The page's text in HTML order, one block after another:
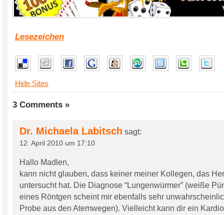
Lesezeichen
Hide Sites
3 Comments »
Dr. Michaela Labitsch sagt:
12. April 2010 um 17:10
Hallo Madlen,
kann nicht glauben, dass keiner meiner Kollegen, das
untersucht hat. Die Diagnose “Lungenwürmer” (weiße
eines Röntgen scheint mir ebenfalls sehr
Probe aus den Atemwegen). Vielleicht kann dir ein